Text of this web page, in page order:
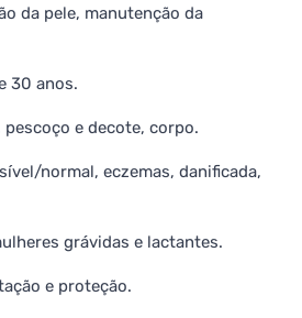
da pele, manutenção da
30 anos.
e decote, corpo.
normal, eczemas, danificada,
grávidas e lactantes.
e proteção.